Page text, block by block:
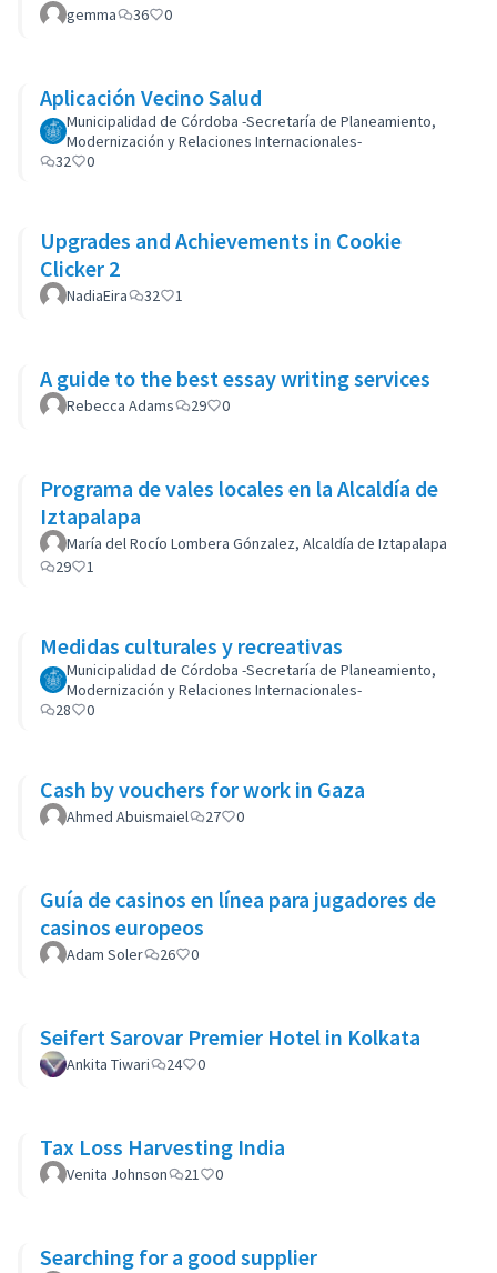
gemma 36 0
Aplicación Vecino Salud
Municipalidad de Córdoba -Secretaría de Planeamiento,
Modernización y Relaciones Internacionales-
32
0
Upgrades and Achievements in Cookie
Clicker 2
NadiaEira 32 1
A guide to the best essay writing services
Rebecca Adams 29 0
Programa de vales locales en la Alcaldía de
Iztapalapa
María del Rocío Lombera Gónzalez, Alcaldía de Iztapalapa
29
1
Medidas culturales y recreativas
Municipalidad de Córdoba -Secretaría de Planeamiento,
Modernización y Relaciones Internacionales-
28
0
Cash by vouchers for work in Gaza
Ahmed Abuismaiel 27 0
Guía de casinos en línea para jugadores de
casinos europeos
Adam Soler 26 0
Seifert Sarovar Premier Hotel in Kolkata
Ankita Tiwari 24 0
Tax Loss Harvesting India
Venita Johnson 21 0
Searching for a good supplier